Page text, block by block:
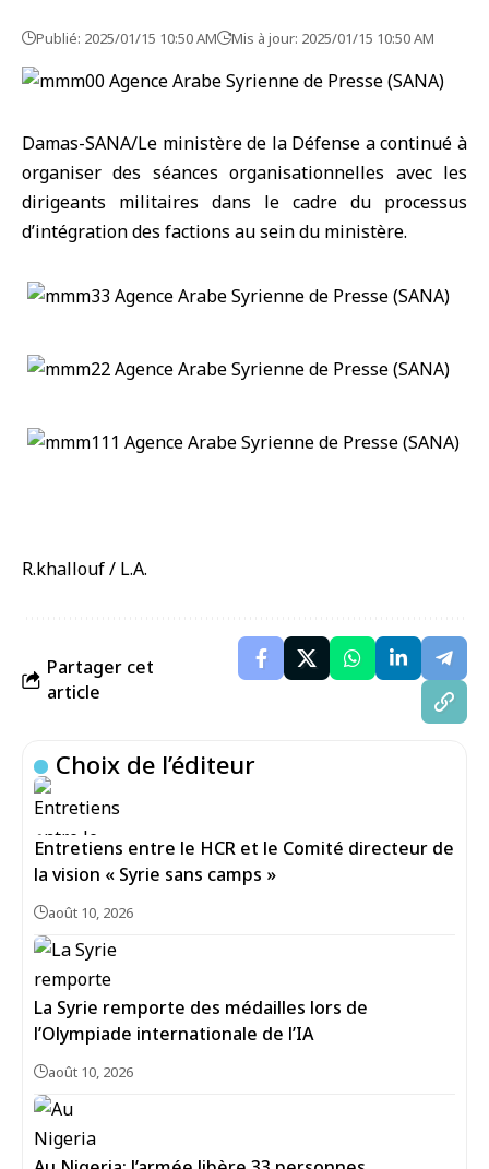
Publié: 2025/01/15 10:50 AM Mis à jour: 2025/01/15 10:50 AM
Damas-SANA/Le ministère de la Défense a continué à
organiser des séances organisationnelles avec les
dirigeants militaires dans le cadre du processus
d’intégration des factions au sein du ministère.
R.khallouf / L.A.
Partager cet
article
Choix de l’éditeur
Entretiens entre le HCR et le Comité directeur de
la vision « Syrie sans camps »
août 10, 2026
La Syrie remporte des médailles lors de
l’Olympiade internationale de l’IA
août 10, 2026